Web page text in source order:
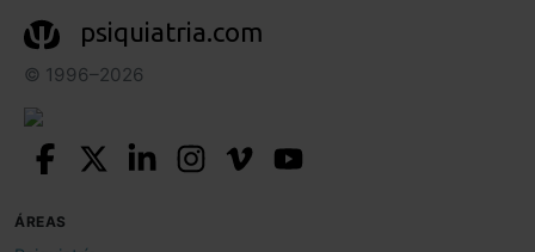
psiquiatria.com
© 1996–2026
ÁREAS